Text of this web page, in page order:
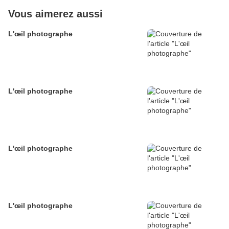
Vous aimerez aussi
L'œil photographe
L'œil photographe
L'œil photographe
L'œil photographe